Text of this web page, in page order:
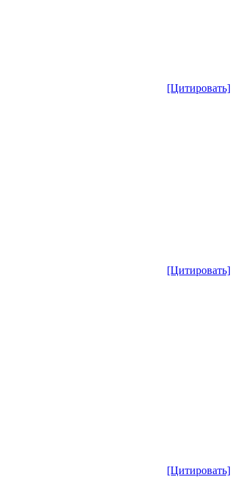
[Цитировать]
[Цитировать]
[Цитировать]